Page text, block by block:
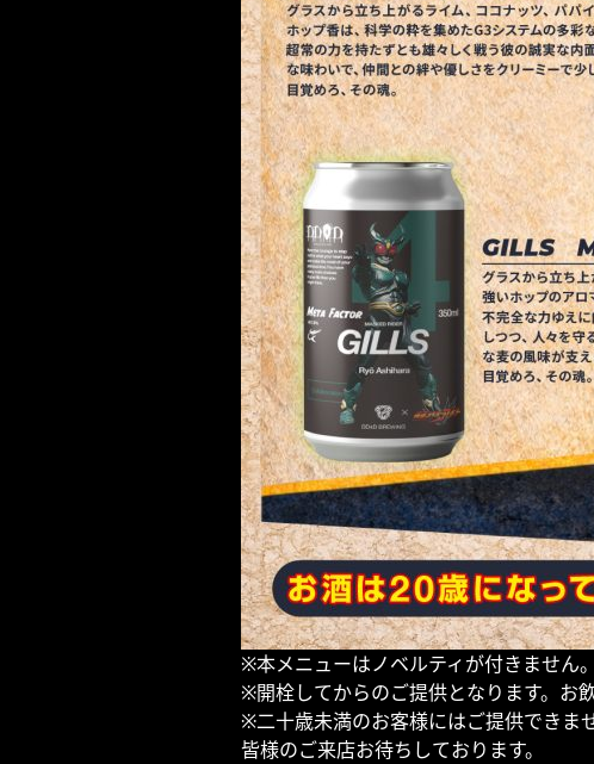
※本メニューはノベルティが付きません。
※開栓してからのご提供となります。お
※二十歳未満のお客様にはご提供できませ
皆様のご来店お待ちしております。